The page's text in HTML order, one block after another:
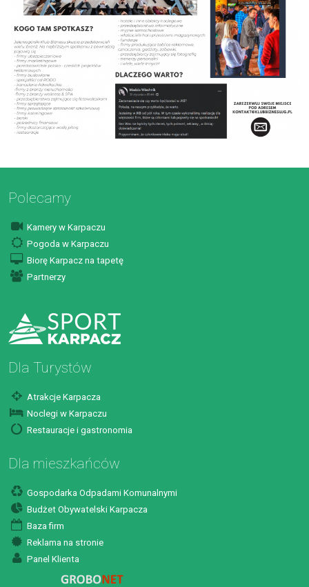
Polecamy
Kamery w Karpaczu
Pogoda w Karpaczu
Biorę Karpacz na tapetę
Partnerzy
Dla Turystów
Atrakcje Karpacza
Noclegi w Karpaczu
Restauracje i gastronomia
Dla mieszkańców
Gospodarka Odpadami Komunalnymi
Budżet Obywatelski Karpacza
Baza firm
Reklama na stronie
Panel Klienta